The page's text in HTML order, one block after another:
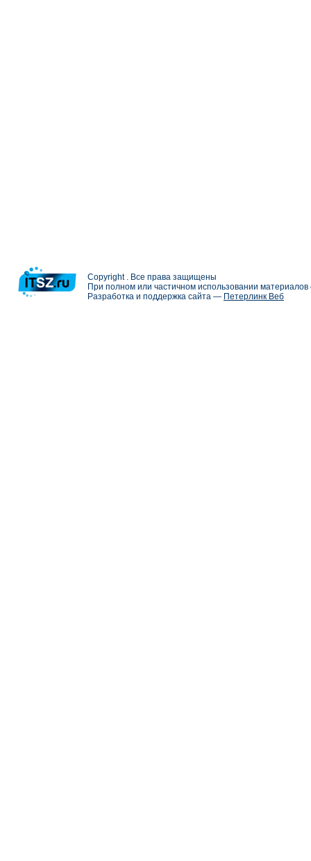
Copyright . Все права защищены
При полном или частичном использовании
Разработка и поддержка сайта — Петерлинк Веб